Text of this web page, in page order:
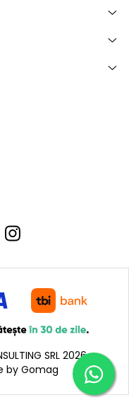
SRL 2026
by Gomag